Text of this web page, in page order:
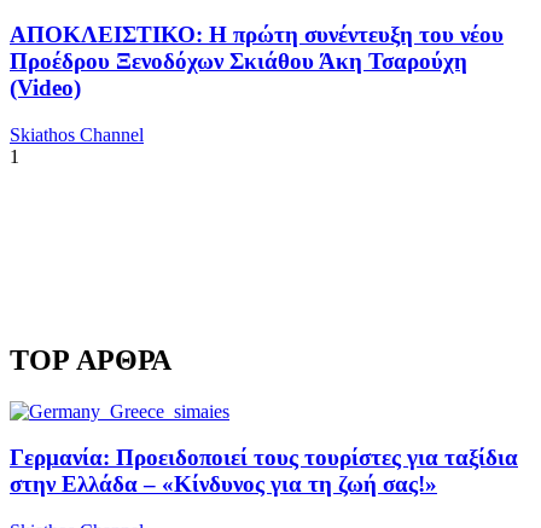
ΑΠΟΚΛΕΙΣΤΙΚΟ: Η πρώτη συνέντευξη του νέου
Προέδρου Ξενοδόχων Σκιάθου Άκη Τσαρούχη
(Video)
Skiathos Channel
1
TOP ΑΡΘΡΑ
Γερμανία: Προειδοποιεί τους τουρίστες για ταξίδια
στην Ελλάδα – «Κίνδυνος για τη ζωή σας!»